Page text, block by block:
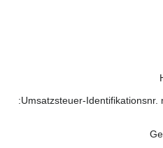
Umsatzsteuer-Identifikationsnr.